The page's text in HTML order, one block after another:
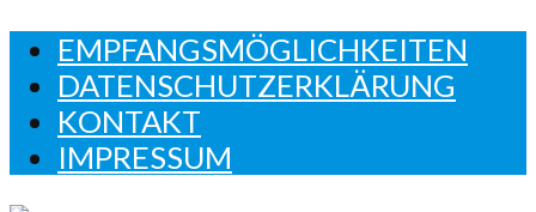
EMPFANGSMÖGLICHKEITEN
DATENSCHUTZERKLÄRUNG
KONTAKT
IMPRESSUM